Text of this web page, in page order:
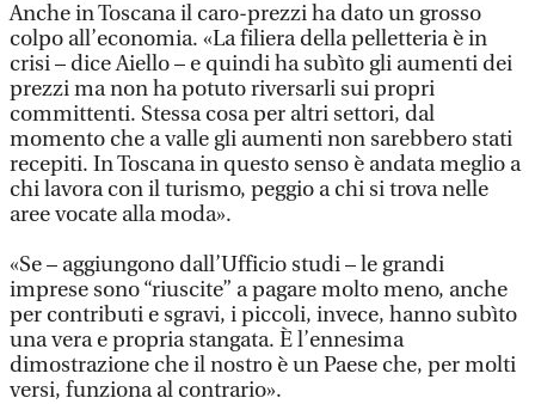
Anche in Toscana il caro-prezzi ha dato un grosso
colpo all’economia. «La filiera della pelletteria è in
crisi – dice Aiello – e quindi ha subìto gli aumenti dei
prezzi ma non ha potuto riversarli sui propri
committenti. Stessa cosa per altri settori, dal
momento che a valle gli aumenti non sarebbero stati
recepiti. In Toscana in questo senso è andata meglio a
chi lavora con il turismo, peggio a chi si trova nelle
aree vocate alla moda».
«Se – aggiungono dall’Ufficio studi – le grandi
imprese sono “riuscite” a pagare molto meno, anche
per contributi e sgravi, i piccoli, invece, hanno subìto
una vera e propria stangata. È l’ennesima
dimostrazione che il nostro è un Paese che, per molti
versi, funziona al contrario».